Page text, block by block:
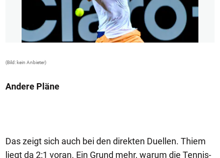
(Bild: kein Anbieter)
Andere Pläne
Das zeigt sich auch bei den direkten Duellen. Thiem
liegt da 2:1 voran. Ein Grund mehr, warum die Tennis-